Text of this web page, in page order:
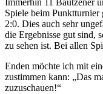
Immerhin 11 Bautzener
Spiele beim
2:0. Dies auch sehr
die Ergebnisse gut sind,
zu sehen ist. Bei allen
Enden möchte ich mit
zustimmen kann: „Das
zuzuschauen!“